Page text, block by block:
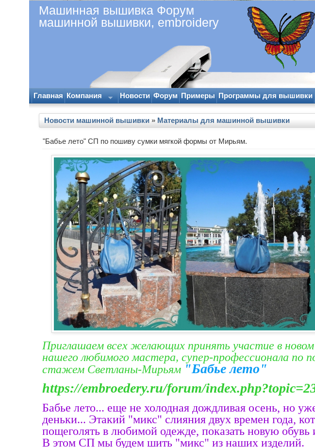
Машинная вышивка Форум
машинной вышивки, embroidery
Главная Компания Новости Форум Примеры Программы для вышивки
Новости машинной вышивки» Материалы для машинной вышивки
"Бабье лето" СП по пошиву сумки мягкой формы от Мирьям.
Приглашаем всех желающих принять участие в
нашего любимого мастера, супер-профессионала по
стажем Светланы-Мирьям "Бабье лето"
https://embroedery.ru/forum/
Бабье лето... еще не холодная дождливая осень, но
деньки... Этакий "микс" слияния двух времен года,
пощеголять в любимой одежде, показать новую обувь
В этом СП мы будем шить "микс" из наших изделий.